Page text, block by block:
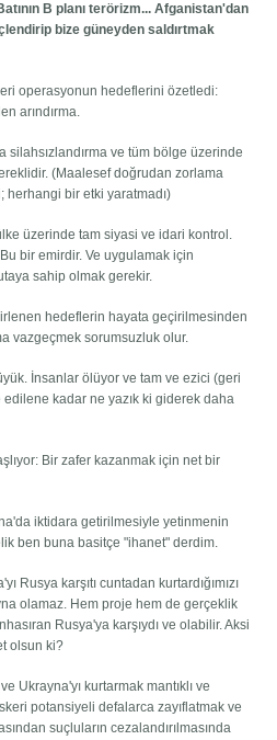
B planı terörizm... Afganistan'dan
bize güneyden saldırtmak
operasyonun hedeflerini özetledi:
arındırma.
silahsızlandırma ve tüm bölge üzerinde
(Maalesef doğrudan zorlama
herhangi bir etki yaratmadı)
üzerinde tam siyasi ve idari kontrol.
bir emirdir. Ve uygulamak için
sahip olmak gerekir.
hedeflerin hayata geçirilmesinden
vazgeçmek sorumsuzluk olur.
İnsanlar ölüyor ve tam ve ezici (geri
kadar ne yazık ki giderek daha
Bir zafer kazanmak için net bir
iktidara getirilmesiyle yetinmenin
ben buna basitçe "ihanet" derdim.
Rusya karşıtı cuntadan kurtardığımızı
olamaz. Hem proje hem de gerçeklik
Rusya'ya karşıydı ve olabilir. Aksi
olsun ki?
Ukrayna'yı kurtarmak mantıklı ve
potansiyeli defalarca zayıflatmak ve
suçluların cezalandırılmasında